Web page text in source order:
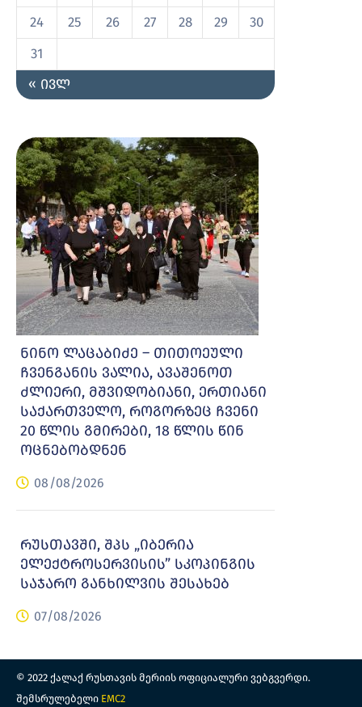
24
25 26 27 28 29
30
31
« ივლ
ნინო ლაცაბიძე – თითოეული
ჩვენგანის ვალია, ავაშენოთ
ძლიერი, მშვიდობიანი, ერთიანი
საქართველო, როგორზეც ჩვენი
20 წლის გმირები, 18 წლის წინ
ოცნებობდნენ
08/08/2026
რუსთავში, შპს „იბერია
ელექტროსერვისის” სკოპინგის
საჯარო განხილვის შესახებ
07/08/2026
© 2022 ქალაქ რუსთავის მერიის ოფიციალური ვებგვერდი.
შემსრულებელი EMC2